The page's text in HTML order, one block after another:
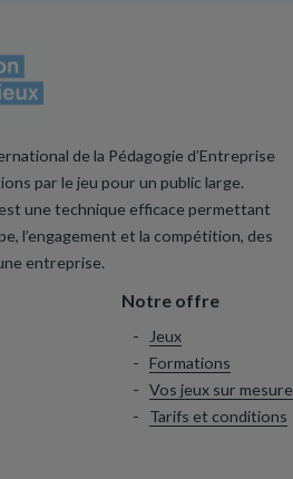
de la Pédagogie d’Entreprise
par le jeu pour un public large.
une technique efficace permettant
l’engagement et la compétition, des
entreprise.
Notre offre
Jeux
Formations
Vos jeux sur mesure
Tarifs et conditions